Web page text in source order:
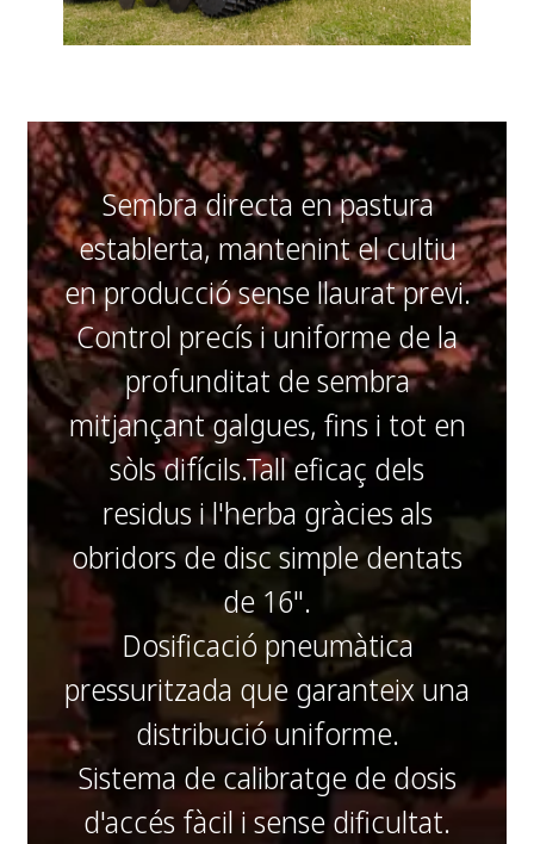
Sembra directa en pastura
establerta, mantenint el cultiu
en producció sense llaurat previ.
Control precís i uniforme de la
profunditat de sembra
mitjançant galgues, fins i tot en
sòls difícils.Tall eficaç dels
residus i l'herba gràcies als
obridors de disc simple dentats
de 16".
Dosificació pneumàtica
pressuritzada que garanteix una
distribució uniforme.
Sistema de calibratge de dosis
d'accés fàcil i sense dificultat.